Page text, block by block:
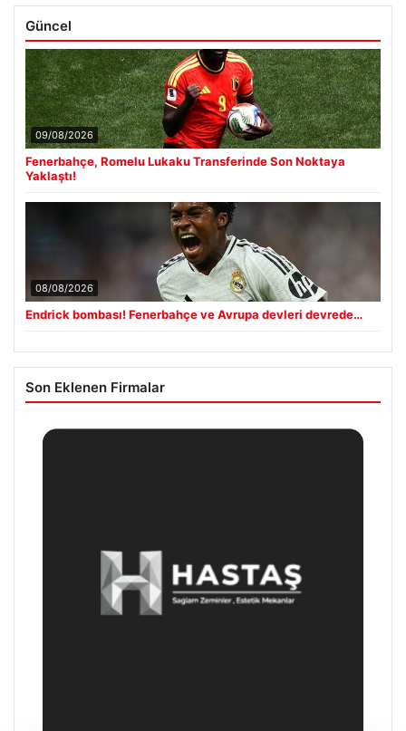
Güncel
09/08/2026
Fenerbahçe, Romelu Lukaku Transferinde Son Noktaya
Yaklaştı!
08/08/2026
Endrick bombası! Fenerbahçe ve Avrupa devleri devrede…
Son Eklenen Firmalar